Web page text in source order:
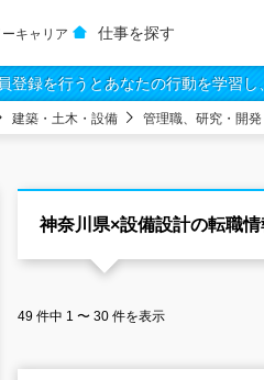
キャリア 仕事を探す
登録を行うとあなたの行動を学習し
建築・土木・設備 管理職、研究・開
神奈川県×設備設計の転職情
49 件中 1 〜 30 件を表示